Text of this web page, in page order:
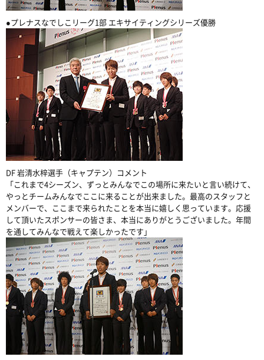
●プレナスなでしこリーグ1部 エキサイティングシリーズ優勝
DF 岩清水梓選手（キャプテン）コメント
「これまで4シーズン、ずっとみんなでこの場所に来たいと言い続けて、
やっとチームみんなでここに来ることが出来ました。最高のスタッフと
メンバーで、ここまで来られたことを本当に嬉しく思っています。応援
して頂いたスポンサーの皆さま、本当にありがとうございました。年間
を通してみんなで戦えて楽しかったです」